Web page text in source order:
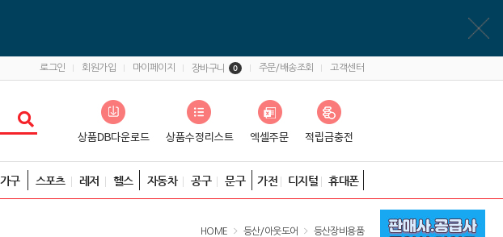
로그인 회원가입 마이페이지 장바구니 0 주문/배송조회 고객센터
가구 스포츠 레저 헬스 자동차 공구 문구 가전 디지털 휴대폰
HOME 등산/아웃도어 등산장비용품